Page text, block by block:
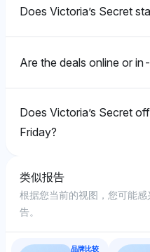
星期五销售的多种产品类
性折扣，通常在15%-
PlayStation 5 这样的热门
Camelcamelcamel（各
色星期五之前的跟踪，同
Keepa（2%）和
户赋权。
Gemini
Gemini 展示了平衡的观点
线节省潜力。其中性语气
合，没有明显偏见。
Does Victoria’s Secret
Are the deals online or
Does Victoria’s Secret
Friday?
类似报告
根据您当前的视图，您可能感
告。
品牌比较